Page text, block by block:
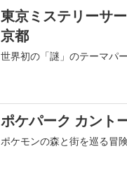
東京ミステリーサ
京都
世界初の「謎」のテーマパ
ポケパーク カント
ポケモンの森と街を巡る冒